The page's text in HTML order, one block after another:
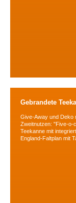
Gebrandete
Give-Away und Deko
Zweitnutzen: "Five-o-
Teekanne mit
England-Faltplan mit